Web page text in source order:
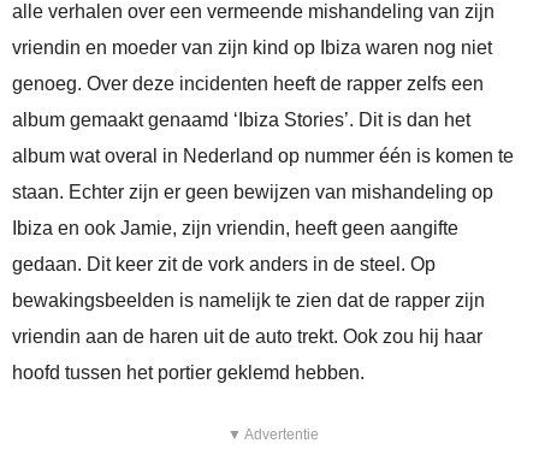
alle verhalen over een vermeende mishandeling van zijn
vriendin en moeder van zijn kind op Ibiza waren nog niet
genoeg. Over deze incidenten heeft de rapper zelfs een
album gemaakt genaamd ‘Ibiza Stories’. Dit is dan het
album wat overal in Nederland op nummer één is komen te
staan. Echter zijn er geen bewijzen van mishandeling op
Ibiza en ook Jamie, zijn vriendin, heeft geen aangifte
gedaan. Dit keer zit de vork anders in de steel. Op
bewakingsbeelden is namelijk te zien dat de rapper zijn
vriendin aan de haren uit de auto trekt. Ook zou hij haar
hoofd tussen het portier geklemd hebben.
▼ Advertentie